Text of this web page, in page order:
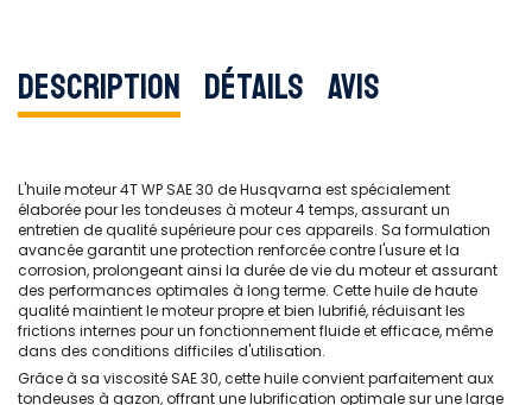
Description Détails Avis
L'huile moteur 4T WP SAE 30 de Husqvarna est spécialement
élaborée pour les tondeuses à moteur 4 temps, assurant un
entretien de qualité supérieure pour ces appareils. Sa formulation
avancée garantit une protection renforcée contre l'usure et la
corrosion, prolongeant ainsi la durée de vie du moteur et assurant
des performances optimales à long terme. Cette huile de haute
qualité maintient le moteur propre et bien lubrifié, réduisant les
frictions internes pour un fonctionnement fluide et efficace, même
dans des conditions difficiles d'utilisation.
Grâce à sa viscosité SAE 30, cette huile convient parfaitement aux
tondeuses à gazon, offrant une lubrification optimale sur une large